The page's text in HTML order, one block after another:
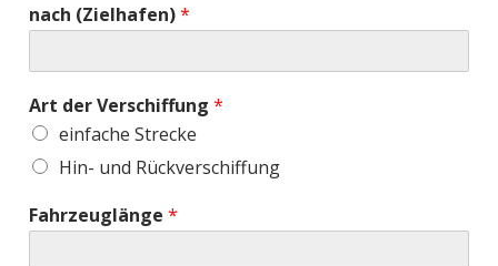
nach (Zielhafen)*
Art der Verschiffung *
einfache Strecke
Hin- und Rückverschiffung
Fahrzeuglänge *